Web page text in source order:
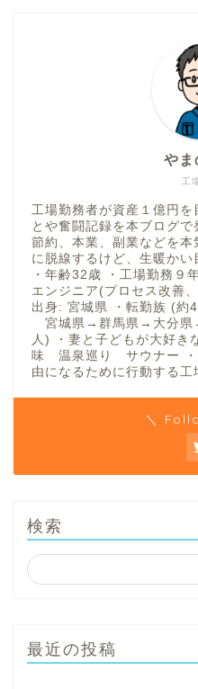
工
やま
工場勤務者が資産１億円を
とや奮闘記録を本ブログで
節約、本業、副業などを本
に脱線するけど、生暖かい
・年齢32歳 ・工場勤務９
エンジニア(プロセス改善
出身: 宮城県 ・転勤族 (約
宮城県→群馬県→大分県
人) ・妻と子どもが大好き
味 温泉巡り サウナー ・
由になるために行動する工
＼
検索
最近の投稿